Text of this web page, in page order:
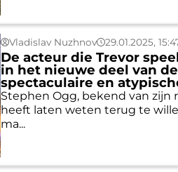
Vladislav Nuzhnov 29.01.2025,
De acteur die Trevor
in het nieuwe deel van
spectaculaire en
Stephen Ogg, bekend van zijn
heeft laten weten terug te
ma...